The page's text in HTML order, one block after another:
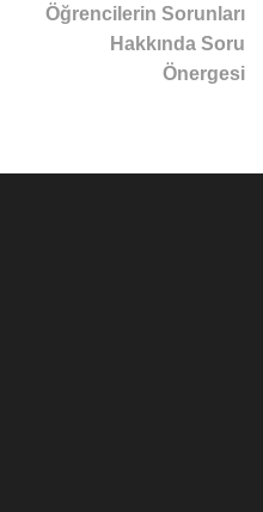
Öğrencilerin Sorunları
Hakkında Soru
Önergesi